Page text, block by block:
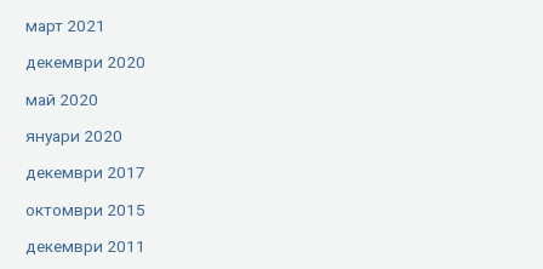
март 2021
декември 2020
май 2020
януари 2020
декември 2017
октомври 2015
декември 2011